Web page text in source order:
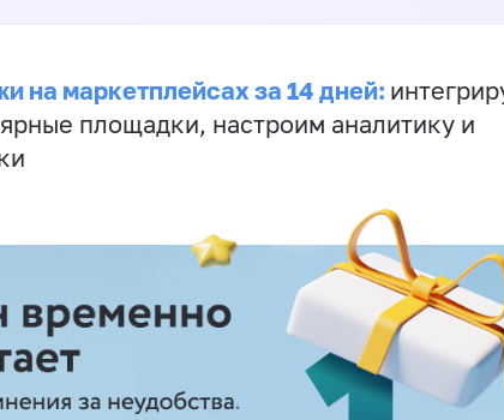
на маркетплейсах за 14 дней:
площадки, настроим аналитику и